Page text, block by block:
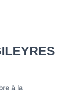
à la